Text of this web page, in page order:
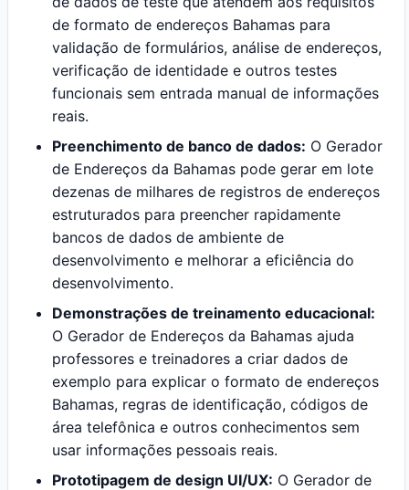
de formato de endereços Bahamas para
validação de formulários, análise de endereços,
verificação de identidade e outros testes
funcionais sem entrada manual de informações
reais.
Preenchimento de banco de dados: O Gerador
de Endereços da Bahamas pode gerar em lote
dezenas de milhares de registros de endereços
estruturados para preencher rapidamente
bancos de dados de ambiente de
desenvolvimento e melhorar a eficiência do
desenvolvimento.
Demonstrações de treinamento educacional:
O Gerador de Endereços da Bahamas ajuda
professores e treinadores a criar dados de
exemplo para explicar o formato de endereços
Bahamas, regras de identificação, códigos de
área telefônica e outros conhecimentos sem
usar informações pessoais reais.
Prototipagem de design UI/UX: O Gerador de